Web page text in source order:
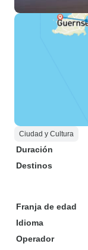
Ciudad y Cultura
Duración
Destinos
Franja de edad
Idioma
Operador